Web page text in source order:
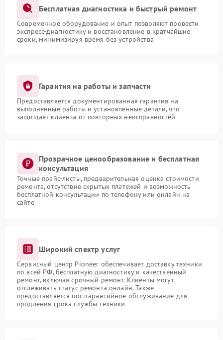
Бесплатная диагностика и быстрый ремонт
Современное оборудование и опыт позволяют провести
экспресс-диагностику и восстановление в кратчайшие
сроки, минимизируя время без устройства
Гарантия на работы и запчасти
Предоставляется документированная гарантия на
выполненные работы и установленные детали, что
защищает клиента от повторных неисправностей
Прозрачное ценообразование и бесплатная
консультация
Точные прайс-листы, предварительная оценка стоимости
ремонта, отсутствие скрытых платежей и возможность
бесплатной консультации по телефону или онлайн на
сайте
Широкий спектр услуг
Сервисный центр Pioneer обеспечивает доставку техники
по всей РФ, бесплатную диагностику и качественный
ремонт, включая срочный ремонт. Клиенты могут
отслеживать статус ремонта онлайн. Также
предоставляется постгарантийное обслуживание для
продления срока службы техники